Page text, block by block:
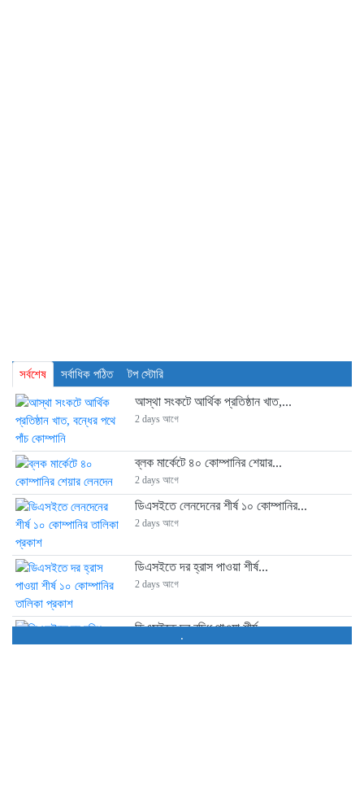
সর্বশেষ সর্বাধিক পঠিত টপ স্টোরি
আস্থা সংকটে আর্থিক প্রতিষ্ঠান খাত,...
2 days আগে
ব্লক মার্কেটে ৪০ কোম্পানির শেয়ার...
2 days আগে
ডিএসইতে লেনদেনের শীর্ষ ১০ কোম্পানির...
2 days আগে
ডিএসইতে দর হ্রাস পাওয়া শীর্ষ...
2 days আগে
ডিএসইতে দর বৃদ্ধি পাওয়া শীর্ষ...
2 days আগে
.